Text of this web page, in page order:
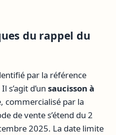
du rappel du
par la référence
Il s’agit d’un saucisson à
commercialisé par la
de vente s’étend du 2
2025. La date limite